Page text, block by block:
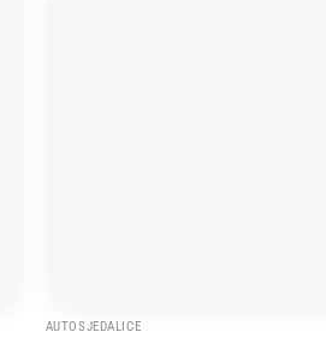
AUTOSJEDALICE